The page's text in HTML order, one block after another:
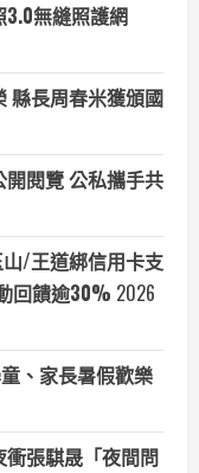
無縫照護網
縣長周春米獲頒國
閱覽 公私攜手共
山/王道綁信用卡支
回饋逾30% 2026
、家長暑假歡樂
張騏晟「夜間問